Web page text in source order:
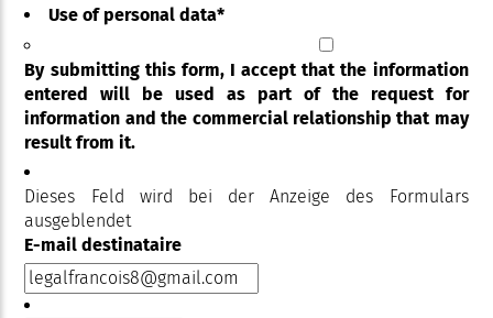
Use of personal data*
By submitting this form, I accept that the information
entered will be used as part of the request for
information and the commercial relationship that may
result from it.
Dieses Feld wird bei der Anzeige des Formulars
ausgeblendet
E-mail destinataire